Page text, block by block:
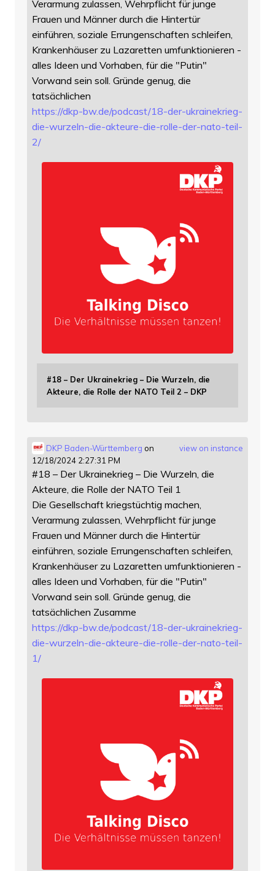
Verarmung zulassen, Wehrpflicht für junge
Frauen und Männer durch die Hintertür
einführen, soziale Errungenschaften schleifen,
Krankenhäuser zu Lazaretten umfunktionieren -
alles Ideen und Vorhaben, für die "Putin"
Vorwand sein soll. Gründe genug, die
tatsächlichen
https://dkp-bw.de/podcast/18-der-ukrainekrieg-
die-wurzeln-die-akteure-die-rolle-der-nato-teil-
2/
#18 – Der Ukrainekrieg – Die Wurzeln, die
Akteure, die Rolle der NATO Teil 2 – DKP
view on instance
DKP Baden-Württemberg on
12/18/2024 2:27:31 PM
#18 – Der Ukrainekrieg – Die Wurzeln, die
Akteure, die Rolle der NATO Teil 1
Die Gesellschaft kriegstüchtig machen,
Verarmung zulassen, Wehrpflicht für junge
Frauen und Männer durch die Hintertür
einführen, soziale Errungenschaften schleifen,
Krankenhäuser zu Lazaretten umfunktionieren -
alles Ideen und Vorhaben, für die "Putin"
Vorwand sein soll. Gründe genug, die
tatsächlichen Zusamme
https://dkp-bw.de/podcast/18-der-ukrainekrieg-
die-wurzeln-die-akteure-die-rolle-der-nato-teil-
1/